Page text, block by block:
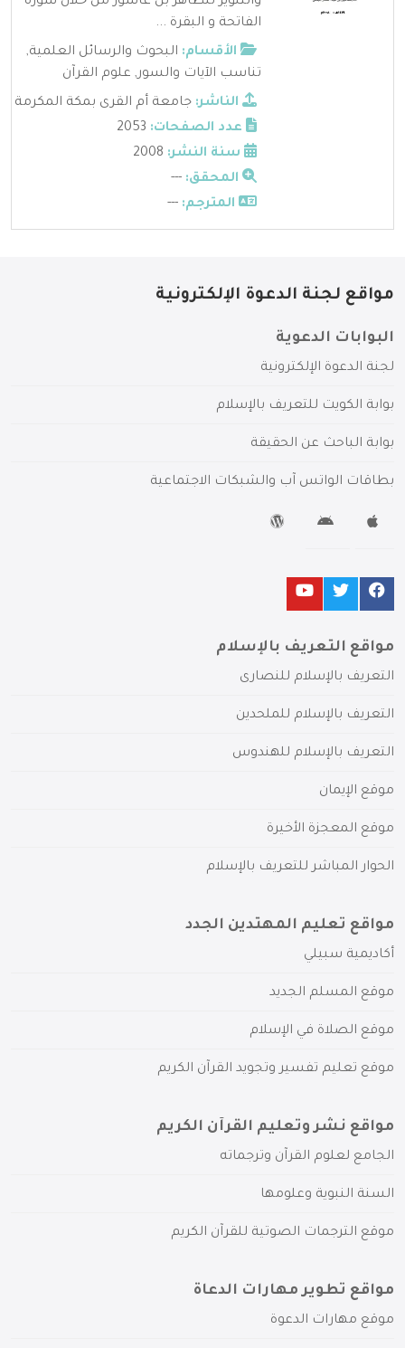
الفاتحة و البقرة ...
الأقسام: البحوث والرسائل العلمية,
تناسب الآيات والسور, علوم القرآن
الناشر: جامعة أم القرى بمكة المكرمة
عدد الصفحات:
سنة النشر:
المحقق: ---
المترجم: ---
مواقع لجنة الدعوة الإلكترونية
البوابات الدعوية
لجنة الدعوة الإلكترونية
بوابة الكويت للتعريف بالإسلام
بوابة الباحث عن الحقيقة
بطاقات الواتس آب والشبكات الاجتماعية
مواقع التعريف بالإسلام
التعريف بالإسلام للنصارى
التعريف بالإسلام للملحدين
التعريف بالإسلام للهندوس
موقع الإيمان
موقع المعجزة الأخيرة
الحوار المباشر للتعريف بالإسلام
مواقع تعليم المهتدين الجدد
أكاديمية سبيلي
موقع المسلم الجديد
موقع الصلاة في الإسلام
موقع تعليم تفسير وتجويد القرآن الكريم
مواقع نشر وتعليم القرآن الكريم
الجامع لعلوم القرآن وترجماته
السنة النبوية وعلومها
موقع الترجمات الصوتية للقرآن الكريم
مواقع تطوير مهارات الدعاة
موقع مهارات الدعوة